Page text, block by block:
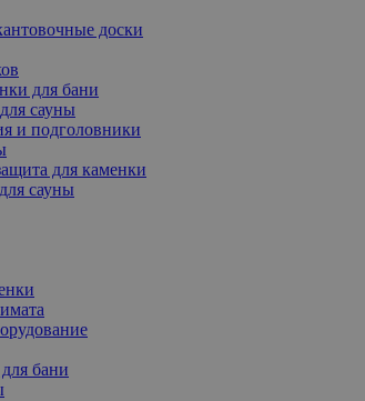
доски
для бани
сауны
и подголовники
для каменки
сауны
бани